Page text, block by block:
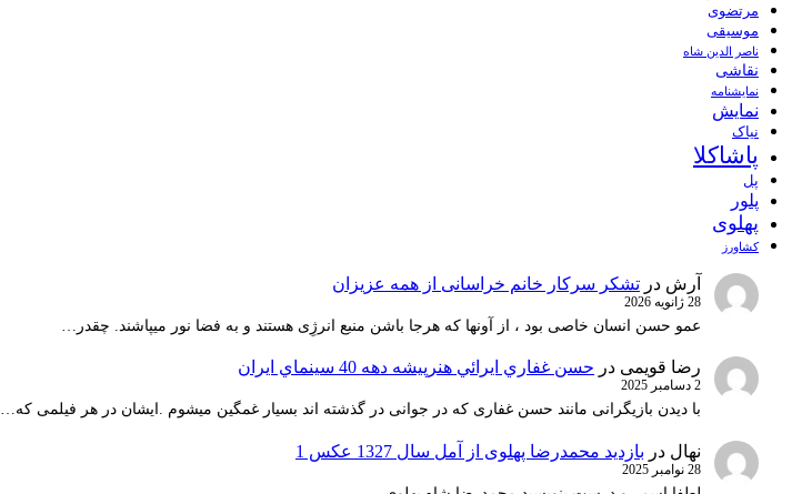
مرتضوی
موسیقی
ناصر الدین شاه
نقاشی
نمايشنامه
نمایش
نیاک
پاشاکلا
پل
پلور
پهلوی
کشاورز
آرش در تشکر سرکار خانم خراسانی از همه عزیزان
28 ژانویه 2026
عمو حسن انسان خاصی بود ، از آونها که هرجا باشن منبع انرژِی هستند و به فضا نور میپاشند. چقدر…
رضا قویمی در حسن غفاري ايرائي هنرپيشه دهه 40 سينماي ايران
2 دسامبر 2025
با دیدن بازیگرانی مانند حسن غفاری که در جوانی در گذشته اند بسیار غمگین میشوم .ایشان در هر فیلمی که…
نهال در بازدید محمدرضا پهلوی از آمل سال 1327 عکس 1
28 نوامبر 2025